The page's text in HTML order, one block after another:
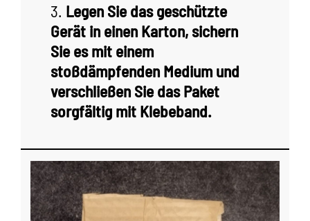
3. Legen Sie das geschützte
Gerät in einen Karton, sichern
Sie es mit einem
stoßdämpfenden Medium und
verschließen Sie das Paket
sorgfältig mit Klebeband.